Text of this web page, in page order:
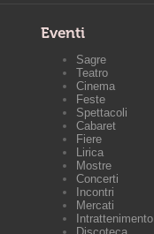
Eventi
Sagre
Teatro
Cinema
Feste
Spettacoli
Cabaret
Fiere
Lirica
Mostre
Concerti
Incontri
Mercati
Intrattenimento